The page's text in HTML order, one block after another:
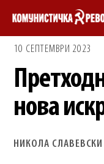
Skip
content
10 СЕПТЕМВРИ 2023
нова
НИКОЛА СЛАВЕВСКИ